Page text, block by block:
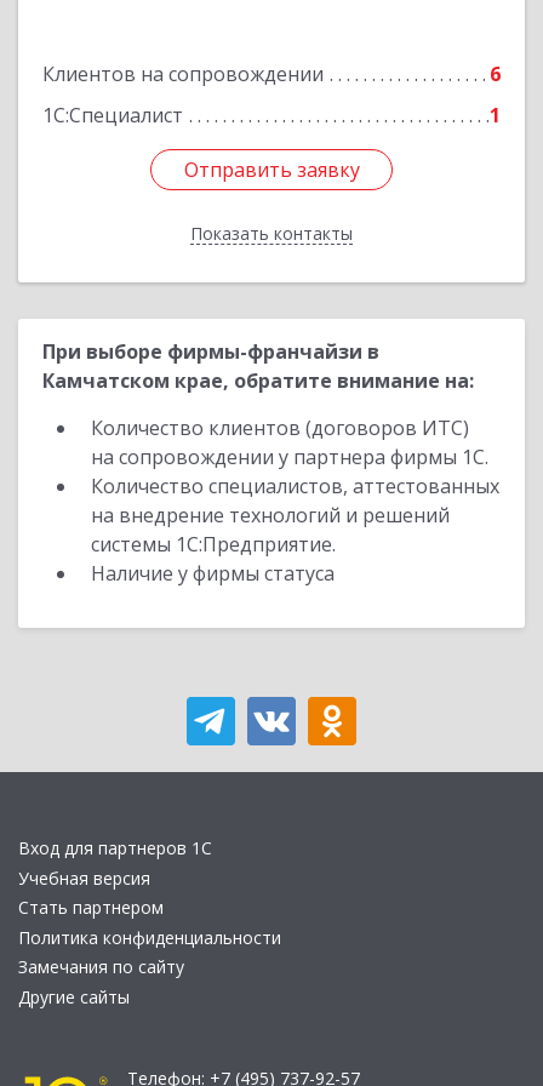
Клиентов на сопровождении
6
1С:Специалист
1
Отправить заявку
Показать контакты
Отправить заявку
Назад
При выборе фирмы-франчайзи в
Камчатском крае, обратите внимание на:
Количество клиентов (договоров ИТС)
на сопровождении у партнера фирмы 1С.
Количество специалистов, аттестованных
на внедрение технологий и решений
системы 1С:Предприятие.
Наличие у фирмы статуса
Вход для партнеров 1С
Учебная версия
Стать партнером
Политика конфиденциальности
Замечания по сайту
Другие сайты
Телефон: +7 (495) 737-92-57